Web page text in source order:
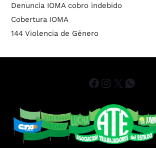
Denuncia IOMA cobro indebido
Cobertura IOMA
144 Violencia de Género